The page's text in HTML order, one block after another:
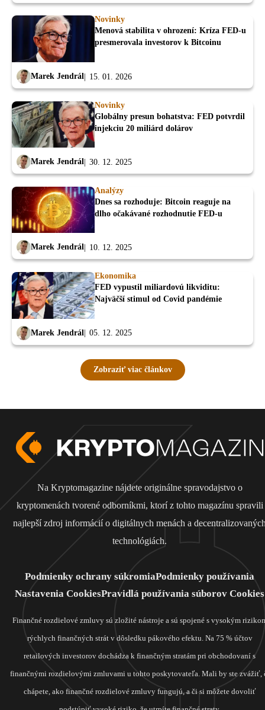
Novinky
Menová stabilita v ohrození: Kríza FED-u
presmerovala investorov k Bitcoinu
Marek Jendrál 15. 01. 2026
Novinky
Globálny presun bohatstva: FED potvrdil
injekciu 20 miliárd dolárov
Marek Jendrál 30. 12. 2025
Analýzy
Dnes sa rozhoduje: Bitcoin reaguje na
dlho očakávané rozhodnutie FED-u
Marek Jendrál 10. 12. 2025
Ekonomika
FED vypustil miliardovú likviditu:
Najväčší stimul od Covid pandémie
Marek Jendrál 05. 12. 2025
Zobraziť viac článkov
Na Kryptomagazine nájdete originálne spravodajstvo o
kryptomenách tvorené odborníkmi, ktorí z tohto magazínu spravili
najlepší zdroj informácií o digitálnych menách a
technológiách.
Podmienky ochrany súkromiaPodmienky používania
Nastavenia CookiesPravidlá používania súborov Cookies
Finančné rozdielové zmluvy sú zložité nástroje a sú spojené s vysokým
rýchlych finančných strát v dôsledku pákového efektu. Na 75 % účtov
retailových investorov dochádza k finančným stratám pri obchodovaní s
finančnými rozdielovými zmluvami u tohto poskytovateľa. Mali by ste zvážiť,
chápete, ako finančné rozdielové zmluvy fungujú, a či si môžete dovoliť